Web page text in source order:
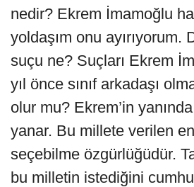
nedir? Ekrem İmamoğlu
yoldaşım onu ayırıyorum.
suçu ne? Suçları Ekrem
yıl önce sınıf arkadaşı
olur mu? Ekrem’in
yanar. Bu millete verilen
seçebilme özgürlüğüdür.
bu milletin istediğini